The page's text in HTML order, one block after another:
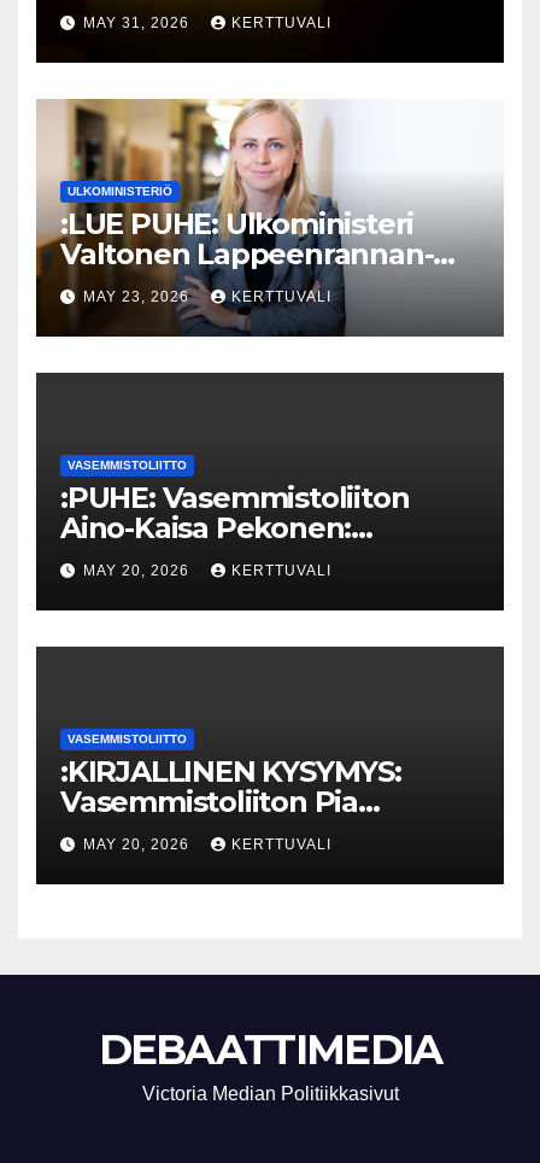
MAY 31, 2026 KERTTUVALI
ULKOMINISTERIÖ
:LUE PUHE: Ulkoministeri
Valtonen Lappeenrannan-
Lahden teknillisen yliopiston
kunniatohtoriksi
MAY 23, 2026 KERTTUVALI
VASEMMISTOLIITTO
:PUHE: Vasemmistoliiton
Aino-Kaisa Pekonen:
Eriarvoistumisen
pysäyttäminen luo
turvallisuutta
MAY 20, 2026 KERTTUVALI
VASEMMISTOLIITTO
:KIRJALLINEN KYSYMYS:
Vasemmistoliiton Pia
Lohikoski: Missä viipyy Orpon
hallituksen drooniohjeistus
kunnille?
MAY 20, 2026 KERTTUVALI
DEBAATTIMEDIA
Victoria Median Politiikkasivut